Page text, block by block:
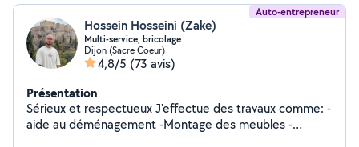
Auto-entrepreneur
Hossein Hosseini (Zake)
Multi-service, bricolage
Dijon (Sacre Coeur)
4,8/5 (73 avis)
Présentation
Sérieux et respectueux J'effectue des travaux comme: -
aide au déménagement -Montage des meubles -